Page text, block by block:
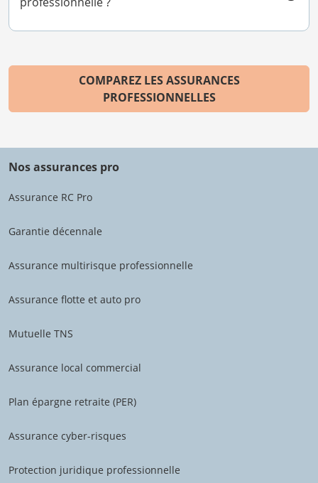
COMPAREZ LES ASSURANCES
PROFESSIONNELLES
Nos assurances pro
Assurance RC Pro
Garantie décennale
Assurance multirisque professionnelle
Assurance flotte et auto pro
Mutuelle TNS
Assurance local commercial
Plan épargne retraite (PER)
Assurance cyber-risques
Protection juridique professionnelle